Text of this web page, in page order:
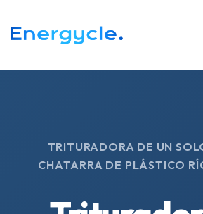
TRITURADORA DE UN
CHATARRA DE PLÁSTICO